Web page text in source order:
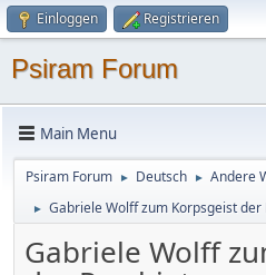
Einloggen Registrieren
Psiram Forum
Main Menu
Psiram Forum ► Deutsch ► Andere
► Gabriele Wolff zum Korpsgeist der
Gabriele Wolff